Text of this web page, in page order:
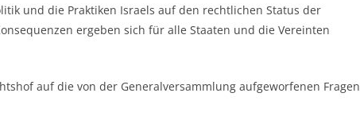
und die Praktiken Israels auf den rechtlichen Status der
ergeben sich für alle Staaten und die Vereinten
auf die von der Generalversammlung aufgeworfenen Fragen